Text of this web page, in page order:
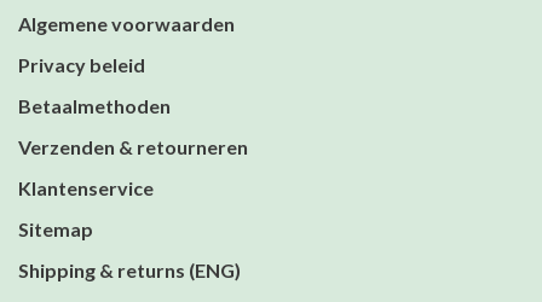
Algemene voorwaarden
Privacy beleid
Betaalmethoden
Verzenden & retourneren
Klantenservice
Sitemap
Shipping & returns (ENG)